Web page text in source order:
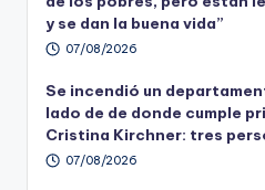
y se dan la buena vida”
07/08/2026
Se incendió un
lado de de donde cumple
Cristina Kirchner: tres
07/08/2026